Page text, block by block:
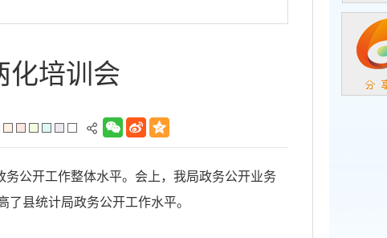
化培训会
公开工作整体水平。会上，我局政务公开业务
县统计局政务公开工作水平。
濉溪县政
政务微信